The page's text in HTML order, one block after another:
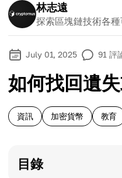
林志遠
探索區塊鏈技術各
July 01, 2025 91 評
如何找回遺
資訊 加密貨幣 教育
目錄